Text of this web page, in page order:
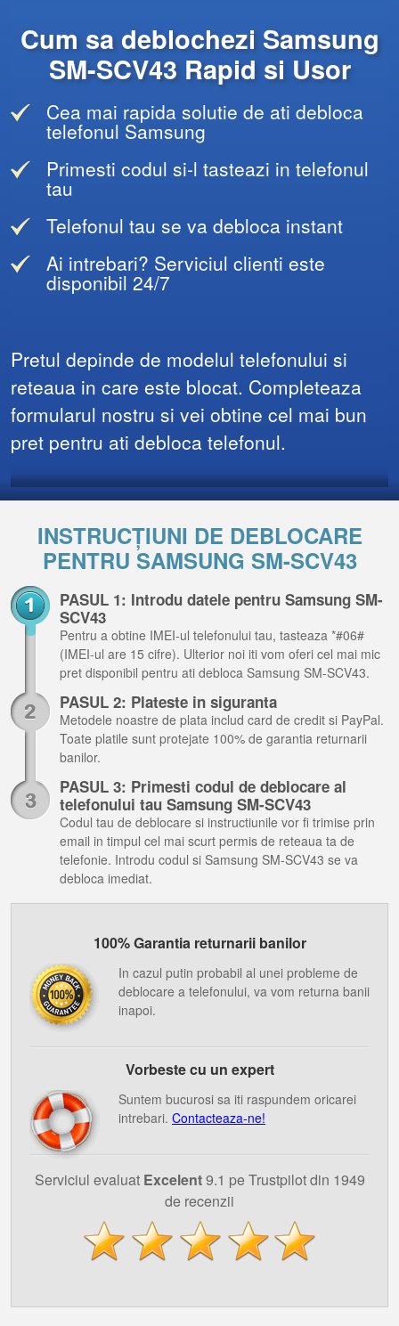
Cum sa deblochezi Samsung
SM-SCV43 Rapid si Usor
Cea mai rapida solutie de ati debloca
telefonul Samsung
Primesti codul si-l tasteazi in telefonul
tau
Telefonul tau se va debloca instant
Ai intrebari? Serviciul clienti este
disponibil 24/7
Pretul depinde de modelul telefonului si
reteaua in care este blocat. Completeaza
formularul nostru si vei obtine cel mai bun
pret pentru ati debloca telefonul.
INSTRUCȚIUNI DE DEBLOCARE
PENTRU SAMSUNG SM-SCV43
PASUL 1: Introdu datele pentru Samsung SM-
SCV43
Pentru a obtine IMEI-ul telefonului tau, tasteaza *#06#
(IMEI-ul are 15 cifre). Ulterior noi iti vom oferi cel mai mic
pret disponibil pentru ati debloca Samsung SM-SCV43.
PASUL 2: Plateste in siguranta
Metodele noastre de plata includ card de credit si PayPal.
Toate platile sunt protejate 100% de garantia returnarii
banilor.
PASUL 3: Primesti codul de deblocare al
telefonului tau Samsung SM-SCV43
Codul tau de deblocare si instructiunile vor fi trimise prin
email in timpul cel mai scurt permis de reteaua ta de
telefonie. Introdu codul si Samsung SM-SCV43 se va
debloca imediat.
100% Garantia returnarii banilor
In cazul putin probabil al unei probleme de
deblocare a telefonului, va vom returna banii
inapoi.
Vorbeste cu un expert
Suntem bucurosi sa iti raspundem oricarei
intrebari. Contacteaza-ne!
Serviciul evaluat Excelent9.1 pe Trustpilot din 1949
de recenzii